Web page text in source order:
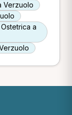
Verzuolo
a